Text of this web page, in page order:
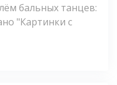
бальных танцев:
"Картинки с